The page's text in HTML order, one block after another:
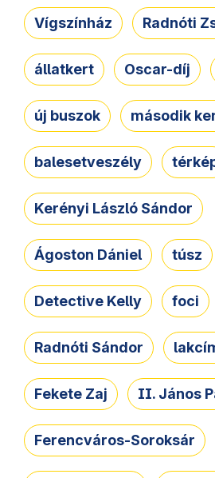
Vígszínház Radnóti
állatkert Oscar-díj
új buszok második
balesetveszély
Kerényi László Sándor
Ágoston Dániel túsz
Detective Kelly foci
Radnóti Sándor
Fekete Zaj II. János
Ferencváros-Soroksár